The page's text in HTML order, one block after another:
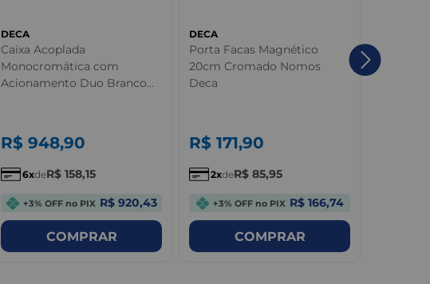
DECA
Caixa Acoplada
Monocromática com
Acionamento Duo Branco
R$ 948,90
6 deR$ 158,15
+3% OFF no PIX R$ 920,43
COMPRAR
DECA
Porta Facas Magnético
20cm Cromado Nomos
Deca
R$ 171,90
2 deR$ 85,95
+3% OFF no PIX R$ 166,74
COMPRAR
You Deca